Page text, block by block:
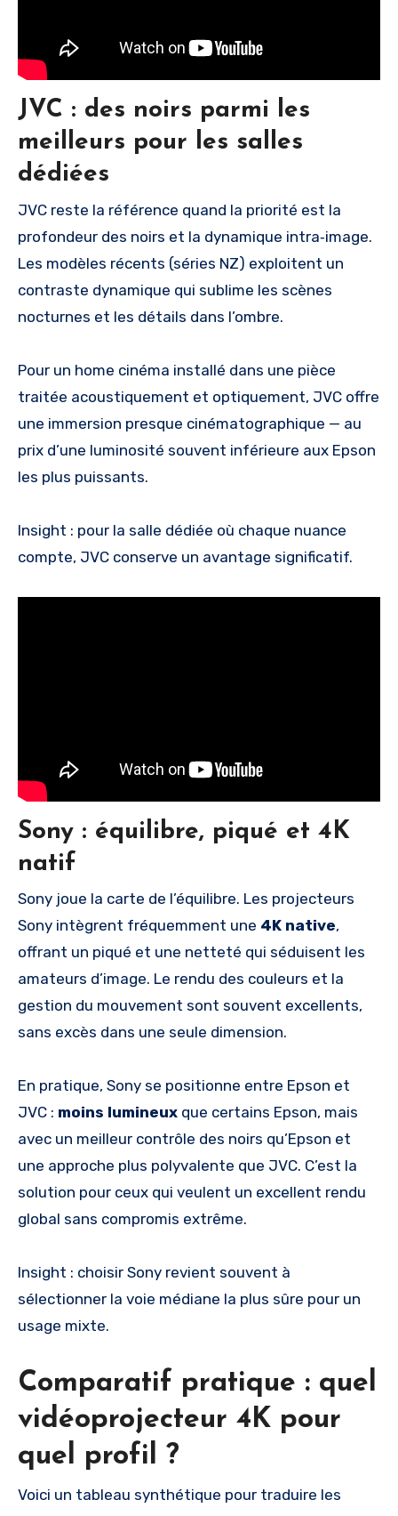
JVC : des noirs parmi les
meilleurs pour les salles
dédiées
JVC reste la référence quand la priorité est la
profondeur des noirs et la dynamique intra‑image.
Les modèles récents (séries NZ) exploitent un
contraste dynamique qui sublime les scènes
nocturnes et les détails dans l’ombre.
Pour un home cinéma installé dans une pièce
traitée acoustiquement et optiquement, JVC offre
une immersion presque cinématographique — au
prix d’une luminosité souvent inférieure aux Epson
les plus puissants.
Insight : pour la salle dédiée où chaque nuance
compte, JVC conserve un avantage significatif.
Sony : équilibre, piqué et 4K
natif
Sony joue la carte de l’équilibre. Les projecteurs
Sony intègrent fréquemment une 4K native,
offrant un piqué et une netteté qui séduisent les
amateurs d’image. Le rendu des couleurs et la
gestion du mouvement sont souvent excellents,
sans excès dans une seule dimension.
En pratique, Sony se positionne entre Epson et
JVC : moins lumineux que certains Epson, mais
avec un meilleur contrôle des noirs qu’Epson et
une approche plus polyvalente que JVC. C’est la
solution pour ceux qui veulent un excellent rendu
global sans compromis extrême.
Insight : choisir Sony revient souvent à
sélectionner la voie médiane la plus sûre pour un
usage mixte.
Comparatif pratique : quel
vidéoprojecteur 4K pour
quel profil ?
Voici un tableau synthétique pour traduire les